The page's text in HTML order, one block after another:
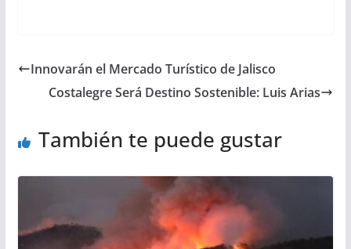
Innovarán el Mercado Turístico de Jalisco
Costalegre Será Destino Sostenible: Luis Arias
También te puede gustar